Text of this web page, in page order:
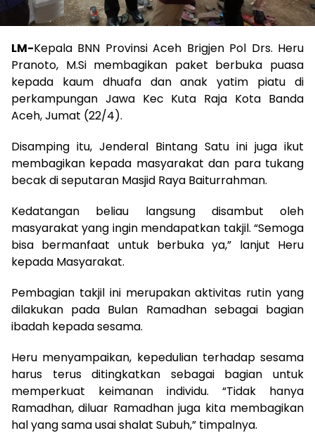
LM-Kepala BNN Provinsi Aceh Brigjen Pol Drs. Heru
Pranoto, M.Si membagikan paket berbuka puasa
kepada kaum dhuafa dan anak yatim piatu di
perkampungan Jawa Kec Kuta Raja Kota Banda
Aceh, Jumat (22/4).
Disamping itu, Jenderal Bintang Satu ini juga ikut
membagikan kepada masyarakat dan para tukang
becak di seputaran Masjid Raya Baiturrahman.
Kedatangan beliau langsung disambut oleh
masyarakat yang ingin mendapatkan takjil. “Semoga
bisa bermanfaat untuk berbuka ya,” lanjut Heru
kepada Masyarakat.
Pembagian takjil ini merupakan aktivitas rutin yang
dilakukan pada Bulan Ramadhan sebagai bagian
ibadah kepada sesama.
Heru menyampaikan, kepedulian terhadap sesama
harus terus ditingkatkan sebagai bagian untuk
memperkuat keimanan individu. “Tidak hanya
Ramadhan, diluar Ramadhan juga kita membagikan
hal yang sama usai shalat Subuh,” timpalnya.